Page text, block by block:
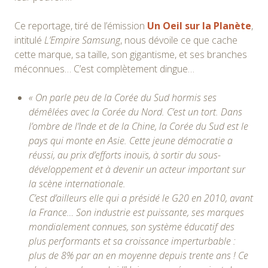
Ce reportage, tiré de l’émission Un Oeil sur la Planète,
intitulé L’Empire Samsung, nous dévoile ce que cache
cette marque, sa taille, son gigantisme, et ses branches
méconnues… C’est complètement dingue…
« On parle peu de la Corée du Sud hormis ses
démêlées avec la Corée du Nord. C’est un tort. Dans
l’ombre de l’Inde et de la Chine, la Corée du Sud est le
pays qui monte en Asie. Cette jeune démocratie a
réussi, au prix d’efforts inouïs, à sortir du sous-
développement et à devenir un acteur important sur
la scène internationale.
C’est d’ailleurs elle qui a présidé le G20 en 2010, avant
la France… Son industrie est puissante, ses marques
mondialement connues, son système éducatif des
plus performants et sa croissance imperturbable :
plus de 8% par an en moyenne depuis trente ans ! Ce